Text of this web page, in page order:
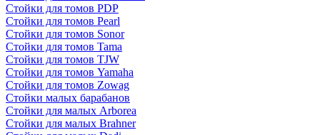
Стойки для томов PDP
Стойки для томов Pearl
Стойки для томов Sonor
Стойки для томов Tama
Стойки для томов TJW
Стойки для томов Yamaha
Стойки для томов Zowag
Стойки малых барабанов
Стойки для малых Arborea
Стойки для малых Brahner